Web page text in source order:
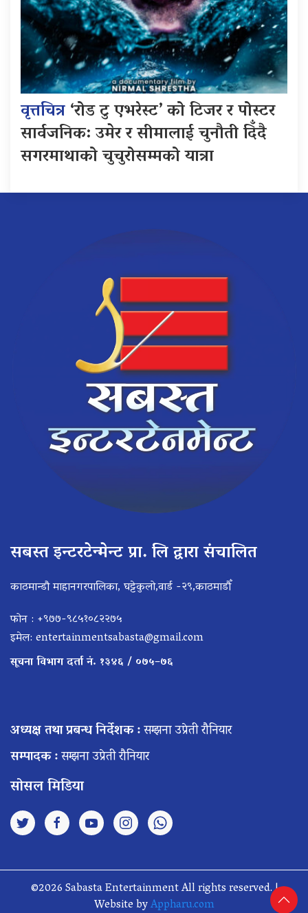
वृत्तचित्र‘रोड टु एभरेस्ट’ को टिजर र पोस्टर
सार्वजनिक: उमेर र सीमालाई चुनौती दिँदै
सगरमाथाको चुचुरोसम्मको यात्रा
सबस्त इन्टरटेन्मेन्ट प्रा. लि द्वारा संचालित
काठमान्डौ माहानगरपालिका, घट्टेकुलो,वार्ड -२९,काठमाडौँ
फोन : +९७७-९८५१०८२२७५
इमेल: entertainmentsabasta@gmail.com
सूचना विभाग दर्ता नं. १३४६ / ०७५–७६
अध्यक्ष तथा प्रबन्ध निर्देशक :सम्झना उप्रेती रौनियार
सम्पादक :सम्झना उप्रेती रौनियार
सोसल मिडिया
©2026 Sabasta Entertainment All rights reserved. |
Website byAppharu.com